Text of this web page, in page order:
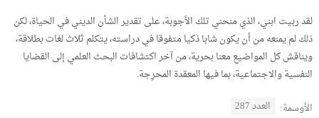
لقد ربيت ابني، الذي منحني تلك الأجوبة، على تقدير الشأن الديني في الحياة، لكن
ذلك لم يمنعه من أن يكون شابا ذكيا متفوقا في دراسته، يتكلم ثلاث لغات بطلاقة،
ويناقش كل المواضيع معنا بحرية، من آخر اكتشافات البحث العلمي إلى القضايا
النفسية والاجتماعية، بما فيها المعقدة المحرِجة.
الأوسمة: العدد 287